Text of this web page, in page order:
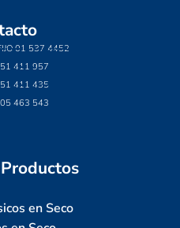
01 537 4452
411 957
411 435
463 543
en Seco